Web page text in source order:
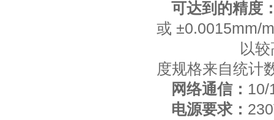
可达到的精度
或 ±0.0015mm/
以较高者
度规格来自统计
网络通信： 10/
电源要求：